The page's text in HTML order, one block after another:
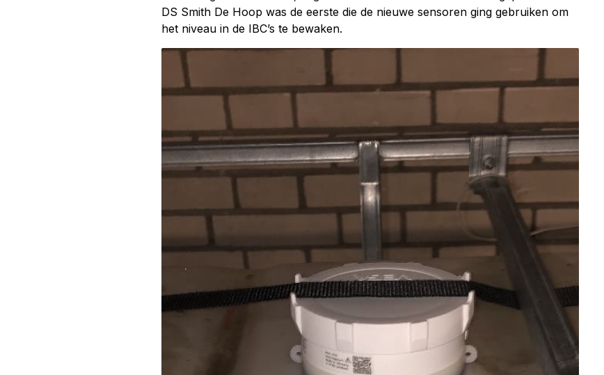
DS Smith De Hoop was de eerste die de nieuwe sensoren ging gebruiken om
het niveau in de IBC’s te bewaken.